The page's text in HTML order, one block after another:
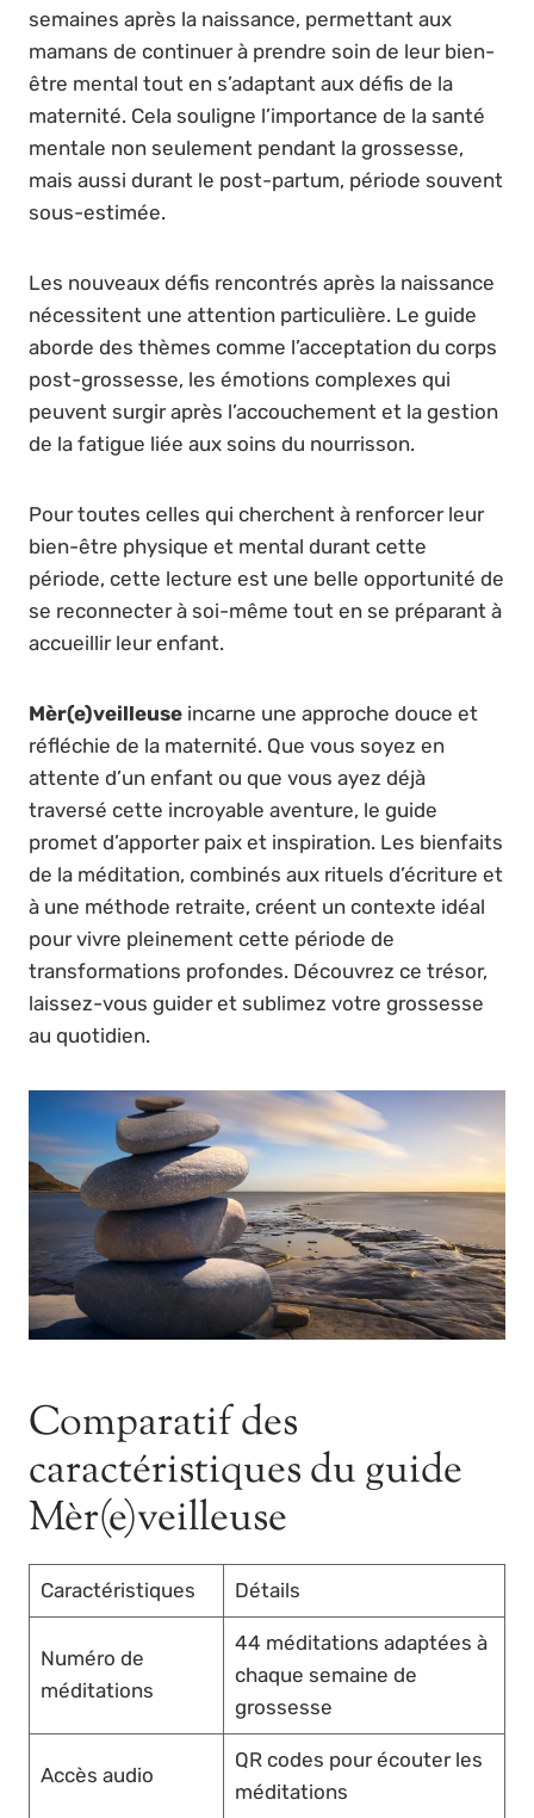
semaines après la naissance, permettant aux
mamans de continuer à prendre soin de leur bien-
être mental tout en s’adaptant aux défis de la
maternité. Cela souligne l’importance de la santé
mentale non seulement pendant la grossesse,
mais aussi durant le post-partum, période souvent
sous-estimée.
Les nouveaux défis rencontrés après la naissance
nécessitent une attention particulière. Le guide
aborde des thèmes comme l’acceptation du corps
post-grossesse, les émotions complexes qui
peuvent surgir après l’accouchement et la gestion
de la fatigue liée aux soins du nourrisson.
Pour toutes celles qui cherchent à renforcer leur
bien-être physique et mental durant cette
période, cette lecture est une belle opportunité de
se reconnecter à soi-même tout en se préparant à
accueillir leur enfant.
Mèr(e)veilleuse incarne une approche douce et
réfléchie de la maternité. Que vous soyez en
attente d’un enfant ou que vous ayez déjà
traversé cette incroyable aventure, le guide
promet d’apporter paix et inspiration. Les bienfaits
de la méditation, combinés aux rituels d’écriture et
à une méthode retraite, créent un contexte idéal
pour vivre pleinement cette période de
transformations profondes. Découvrez ce trésor,
laissez-vous guider et sublimez votre grossesse
au quotidien.
Comparatif des
caractéristiques du guide
Mèr(e)veilleuse
Caractéristiques Détails
Numéro de
méditations
44 méditations adaptées à
chaque semaine de
grossesse
Accès audio
QR codes pour écouter les
méditations